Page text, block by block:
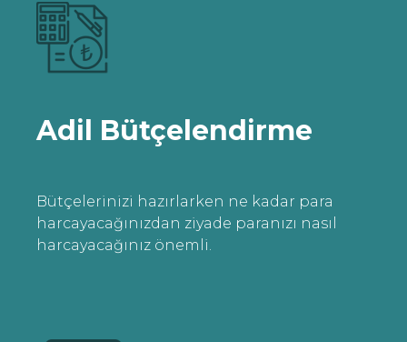
Adil Bütçelendirme
Bütçelerinizi hazırlarken ne kadar para
harcayacağınızdan ziyade paranızı nasıl
harcayacağınız önemli.